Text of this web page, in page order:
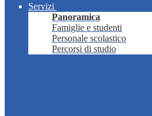
Servizi
Panoramica
Famiglie e studenti
Personale scolastico
Percorsi di studio